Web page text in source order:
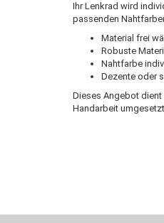
Ihr Lenkrad wird
passenden
Material frei
Robuste
Nahtfarbe
Dezente oder
Dieses Angebot
Handarbeit